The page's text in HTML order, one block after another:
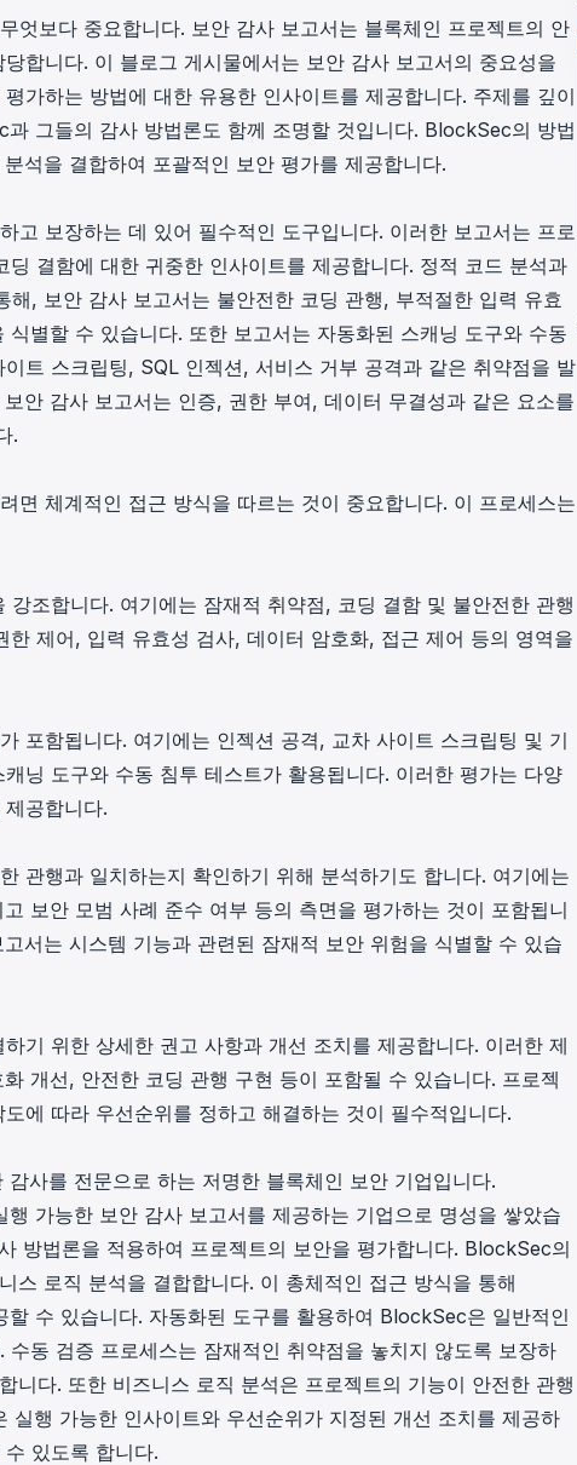
investigations.
AML API
labels, risk scoring, and
엇보다 중요합니다. 보안 감사 보고서는 블록체인 프로젝트의 안
합니다. 이 블로그 게시물에서는 보안 감사 보고서의 중요성을
가하는 방법에 대한 유용한 인사이트를 제공합니다. 주제를 깊이
그들의 감사 방법론도 함께 조명할 것입니다. BlockSec의 방법
석을 결합하여 포괄적인 보안 평가를 제공합니다.
고 보장하는 데 있어 필수적인 도구입니다. 이러한 보고서는 프로
결함에 대한 귀중한 인사이트를 제공합니다. 정적 코드 분석과
, 보안 감사 보고서는 불안전한 코딩 관행, 부적절한 입력 유효
별할 수 있습니다. 또한 보고서는 자동화된 스캐닝 도구와 수동
트 스크립팅, SQL 인젝션, 서비스 거부 공격과 같은 취약점을 발
안 감사 보고서는 인증, 권한 부여, 데이터 무결성과 같은 요소를
.
면 체계적인 접근 방식을 따르는 것이 중요합니다. 이 프로세스는
조합니다. 여기에는 잠재적 취약점, 코딩 결함 및 불안전한 관행
제어, 입력 유효성 검사, 데이터 암호화, 접근 제어 등의 영역을
포함됩니다. 여기에는 인젝션 공격, 교차 사이트 스크립팅 및 기
닝 도구와 수동 침투 테스트가 활용됩니다. 이러한 평가는 다양
공합니다.
관행과 일치하는지 확인하기 위해 분석하기도 합니다. 여기에는
보안 모범 사례 준수 여부 등의 측면을 평가하는 것이 포함됩니
서는 시스템 기능과 관련된 잠재적 보안 위험을 식별할 수 있습
기 위한 상세한 권고 사항과 개선 조치를 제공합니다. 이러한 제
개선, 안전한 코딩 관행 구현 등이 포함될 수 있습니다. 프로젝
에 따라 우선순위를 정하고 해결하는 것이 필수적입니다.
사를 전문으로 하는 저명한 블록체인 보안 기업입니다.
가능한 보안 감사 보고서를 제공하는 기업으로 명성을 쌓았습
방법론을 적용하여 프로젝트의 보안을 평가합니다. BlockSec의
스 로직 분석을 결합합니다. 이 총체적인 접근 방식을 통해
수 있습니다. 자동화된 도구를 활용하여 BlockSec은 일반적인
동 검증 프로세스는 잠재적인 취약점을 놓치지 않도록 보장하
니다. 또한 비즈니스 로직 분석은 프로젝트의 기능이 안전한 관행
행 가능한 인사이트와 우선순위가 지정된 개선 조치를 제공하
있도록 합니다.